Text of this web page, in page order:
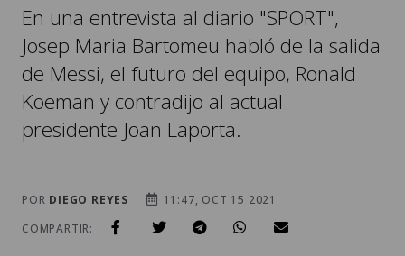
En una entrevista al diario "SPORT",
Josep Maria Bartomeu habló de la salida
de Messi, el futuro del equipo, Ronald
Koeman y contradijo al actual
presidente Joan Laporta.
POR DIEGO REYES
11:47, OCT 15 2021
COMPARTIR: